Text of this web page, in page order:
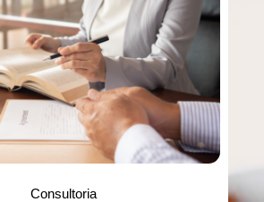
Consultoria